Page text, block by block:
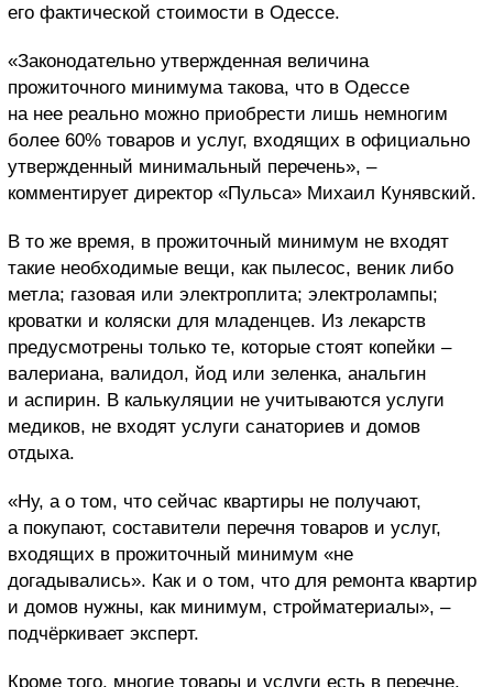
его фактической стоимости в Одессе.
«Законодательно утвержденная величина
прожиточного минимума такова, что в Одессе
на нее реально можно приобрести лишь немногим
более 60% товаров и услуг, входящих в официально
утвержденный минимальный перечень», –
комментирует директор «Пульса» Михаил Кунявский.
В то же время, в прожиточный минимум не входят
такие необходимые вещи, как пылесос, веник либо
метла; газовая или электроплита; электролампы;
кроватки и коляски для младенцев. Из лекарств
предусмотрены только те, которые стоят копейки –
валериана, валидол, йод или зеленка, анальгин
и аспирин. В калькуляции не учитываются услуги
медиков, не входят услуги санаториев и домов
отдыха.
«Ну, а о том, что сейчас квартиры не получают,
а покупают, составители перечня товаров и услуг,
входящих в прожиточный минимум «не
догадывались». Как и о том, что для ремонта квартир
и домов нужны, как минимум, стройматериалы», –
подчёркивает эксперт.
Кроме того, многие товары и услуги есть в перечне,